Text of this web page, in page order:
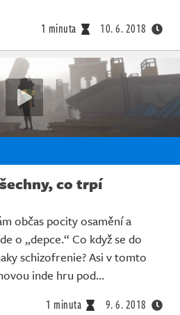
1 minuta 10. 6. 2018
co trpí
občas pocity osamění a
o „depce.“ Co když se do
schizofrenie? Asi v tomto
inde hru pod…
1 minuta 9. 6. 2018